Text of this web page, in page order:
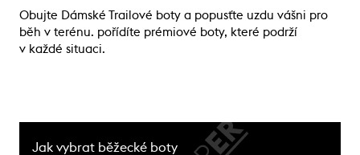
Obujte Dámské Trailové boty a popusťte uzdu vášni pro
běh v terénu. pořídíte prémiové boty, které podrží
v každé situaci.
Jak vybrat běžecké boty